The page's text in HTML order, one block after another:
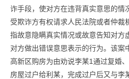
诈手段，使对方在违背真实意思的情
受欺诈方有权请求人民法院或者仲裁
指故意隐瞒真实情况或故意告知对方
对方做出错误意思表示的行为。该案
高新区购房为由劝说李某1通过复婚
房屋过户给利某，完成过户后又与李